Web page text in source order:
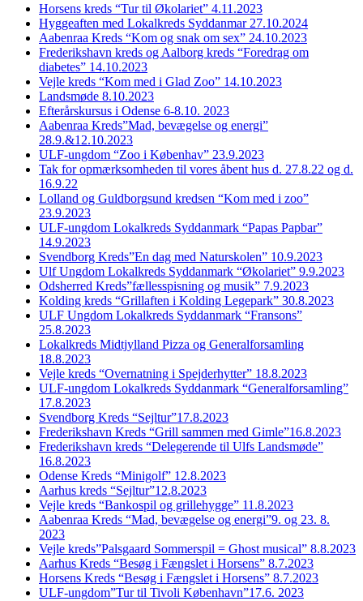
Horsens kreds “Tur til Økolariet” 4.11.2023
Hyggeaften med Lokalkreds Syddanmar 27.10.2024
Aabenraa Kreds “Kom og snak om sex” 24.10.2023
Frederikshavn kreds og Aalborg kreds “Foredrag om
diabetes” 14.10.2023
Vejle kreds “Kom med i Glad Zoo” 14.10.2023
Landsmøde 8.10.2023
Efterårskursus i Odense 6-8.10. 2023
Aabenraa Kreds”Mad, bevægelse og energi”
28.9.&12.10.2023
ULF-ungdom “Zoo i Københav” 23.9.2023
Tak for opmærksomheden til vores åbent hus d. 27.8.22 og d.
16.9.22
Lolland og Guldborgsund kredsen “Kom med i zoo”
23.9.2023
ULF-ungdom Lokalkreds Syddanmark “Papas Papbar”
14.9.2023
Svendborg Kreds”En dag med Naturskolen” 10.9.2023
Ulf Ungdom Lokalkreds Syddanmark “Økolariet” 9.9.2023
Odsherred Kreds”fællesspisning og musik” 7.9.2023
Kolding kreds “Grillaften i Kolding Legepark” 30.8.2023
ULF Ungdom Lokalkreds Syddanmark “Fransons”
25.8.2023
Lokalkreds Midtjylland Pizza og Generalforsamling
18.8.2023
Vejle kreds “Overnatning i Spejderhytter” 18.8.2023
ULF-ungdom Lokalkreds Syddanmark “Generalforsamling”
17.8.2023
Svendborg Kreds “Sejltur”17.8.2023
Frederikshavn Kreds “Grill sammen med Gimle”16.8.2023
Frederikshavn kreds “Delegerende til Ulfs Landsmøde”
16.8.2023
Odense Kreds “Minigolf” 12.8.2023
Aarhus kreds “Sejltur”12.8.2023
Vejle kreds “Bankospil og grillehygge” 11.8.2023
Aabenraa Kreds “Mad, bevægelse og energi”9. og 23. 8.
2023
Vejle kreds”Palsgaard Sommerspil = Ghost musical” 8.8.2023
Aarhus Kreds “Besøg i Fængslet i Horsens” 8.7.2023
Horsens Kreds “Besøg i Fængslet i Horsens” 8.7.2023
ULF-ungdom”Tur til Tivoli København”17.6. 2023